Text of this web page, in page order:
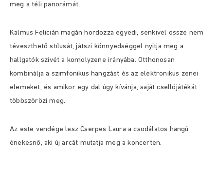
meg a téli panorámát.
Kalmus Felicián magán hordozza egyedi, senkivel össze nem
téveszthető stílusát, játszi könnyedséggel nyitja meg a
hallgatók szívét a komolyzene irányába. Otthonosan
kombinálja a szimfonikus hangzást és az elektronikus zenei
elemeket, és amikor egy dal úgy kívánja, saját csellójátékát
többszörözi meg.
Az este vendége lesz Cserpes Laura a csodálatos hangú
énekesnő, aki új arcát mutatja meg a koncerten.